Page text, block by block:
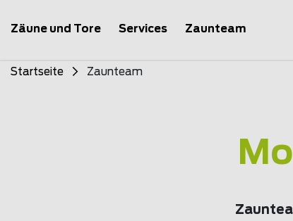
Zäune und Tore Services Zaunteam
Startseite Zaunteam